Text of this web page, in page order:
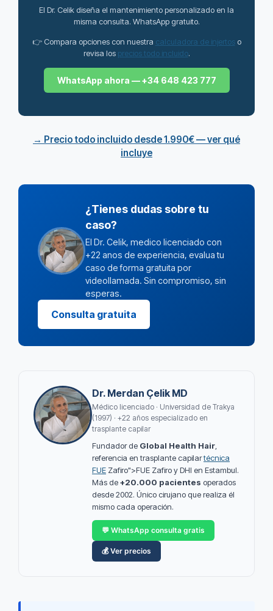
El Dr. Celik diseña el mantenimiento personalizado en la
misma consulta. WhatsApp gratuito.
👉 Compara opciones con nuestra calculadora de injertoso
revisa los precios todo incluido.
WhatsApp ahora — +34 648 423 777
→ Precio todo incluido desde 1.990€ — ver qué
incluye
¿Tienes dudas sobre tu
caso?
El Dr. Celik, medico licenciado con
+22 anos de experiencia, evalua tu
caso de forma gratuita por
videollamada. Sin compromiso, sin
esperas.
Consulta gratuita
Dr. Merdan Çelik MD
Médico licenciado · Universidad de Trakya
(1997) · +22 años especializado en
trasplante capilar
Fundador de Global Health Hair,
referencia en trasplante capilartécnica
FUE Zafiro">FUE Zafiro y DHI en Estambul.
Más de+20.000 pacientes operados
desde 2002. Único cirujano que realiza él
mismo cada operación.
💬 WhatsApp consulta gratis
💰 Ver precios